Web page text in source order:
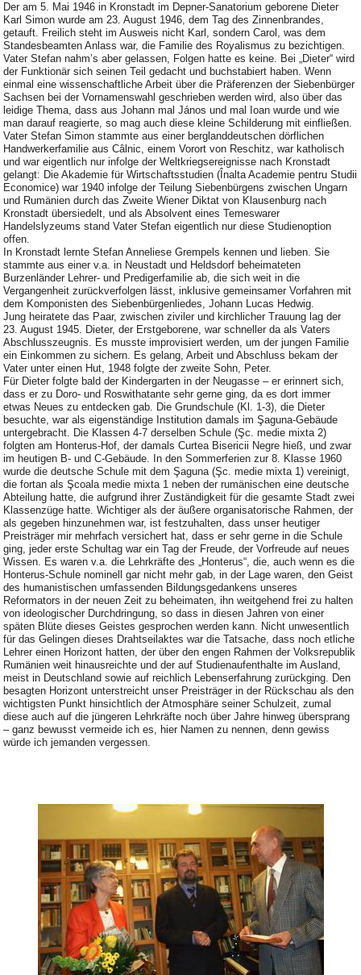
Der am 5. Mai 1946 in Kronstadt im Depner-Sanatorium geborene Dieter
Karl Simon wurde am 23. August 1946, dem Tag des Zinnenbrandes,
getauft. Freilich steht im Ausweis nicht Karl, sondern Carol, was dem
Standesbeamten Anlass war, die Familie des Royalismus zu bezichtigen.
Vater Stefan nahm’s aber gelassen, Folgen hatte es keine. Bei „Dieter“ wird
der Funktionär sich seinen Teil gedacht und buchstabiert haben. Wenn
einmal eine wissenschaftliche Arbeit über die Präferenzen der Siebenbürger
Sachsen bei der Vornamenswahl geschrieben werden wird, also über das
leidige Thema, dass aus Johann mal János und mal Ioan wurde und wie
man darauf reagierte, so mag auch diese kleine Schilderung mit einfließen.
Vater Stefan Simon stammte aus einer berglanddeutschen dörflichen
Handwerkerfamilie aus Câlnic, einem Vorort von Reschitz, war katholisch
und war eigentlich nur infolge der Weltkriegsereignisse nach Kronstadt
gelangt: Die Akademie für Wirtschaftsstudien (Înalta Academie pentru Studii
Economice) war 1940 infolge der Teilung Siebenbürgens zwischen Ungarn
und Rumänien durch das Zweite Wiener Diktat von Klausenburg nach
Kronstadt übersiedelt, und als Absolvent eines Temeswarer
Handelslyzeums stand Vater Stefan eigentlich nur diese Studienoption
offen.
In Kronstadt lernte Stefan Anneliese Grempels kennen und lieben. Sie
stammte aus einer v.a. in Neustadt und Heldsdorf beheimateten
Burzenländer Lehrer- und Predigerfamilie ab, die sich weit in die
Vergangenheit zurückverfolgen lässt, inklusive gemeinsamer Vorfahren mit
dem Komponisten des Siebenbürgenliedes, Johann Lucas Hedwig.
Jung heiratete das Paar, zwischen ziviler und kirchlicher Trauung lag der
23. August 1945. Dieter, der Erstgeborene, war schneller da als Vaters
Abschlusszeugnis. Es musste improvisiert werden, um der jungen Familie
ein Einkommen zu sichern. Es gelang, Arbeit und Abschluss bekam der
Vater unter einen Hut, 1948 folgte der zweite Sohn, Peter.
Für Dieter folgte bald der Kindergarten in der Neugasse – er erinnert sich,
dass er zu Doro- und Roswithatante sehr gerne ging, da es dort immer
etwas Neues zu entdecken gab. Die Grundschule (Kl. 1-3), die Dieter
besuchte, war als eigenständige Institution damals im Şaguna-Gebäude
untergebracht. Die Klassen 4-7 derselben Schule (Şc. medie mixta 2)
folgten am Honterus-Hof, der damals Curtea Bisericii Negre hieß, und zwar
im heutigen B- und C-Gebäude. In den Sommerferien zur 8. Klasse 1960
wurde die deutsche Schule mit dem Şaguna (Şc. medie mixta 1) vereinigt,
die fortan als Şcoala medie mixta 1 neben der rumänischen eine deutsche
Abteilung hatte, die aufgrund ihrer Zuständigkeit für die gesamte Stadt zwei
Klassenzüge hatte. Wichtiger als der äußere organisatorische Rahmen, der
als gegeben hinzunehmen war, ist festzuhalten, dass unser heutiger
Preisträger mir mehrfach versichert hat, dass er sehr gerne in die Schule
ging, jeder erste Schultag war ein Tag der Freude, der Vorfreude auf neues
Wissen. Es waren v.a. die Lehrkräfte des „Honterus“, die, auch wenn es die
Honterus-Schule nominell gar nicht mehr gab, in der Lage waren, den Geist
des humanistischen umfassenden Bildungsgedankens unseres
Reformators in der neuen Zeit zu beheimaten, ihn weitgehend frei zu halten
von ideologischer Durchdringung, so dass in diesen Jahren von einer
späten Blüte dieses Geistes gesprochen werden kann. Nicht unwesentlich
für das Gelingen dieses Drahtseilaktes war die Tatsache, dass noch etliche
Lehrer einen Horizont hatten, der über den engen Rahmen der Volksrepublik
Rumänien weit hinausreichte und der auf Studienaufenthalte im Ausland,
meist in Deutschland sowie auf reichlich Lebenserfahrung zurückging. Den
besagten Horizont unterstreicht unser Preisträger in der Rückschau als den
wichtigsten Punkt hinsichtlich der Atmosphäre seiner Schulzeit, zumal
diese auch auf die jüngeren Lehrkräfte noch über Jahre hinweg übersprang
– ganz bewusst vermeide ich es, hier Namen zu nennen, denn gewiss
würde ich jemanden vergessen.